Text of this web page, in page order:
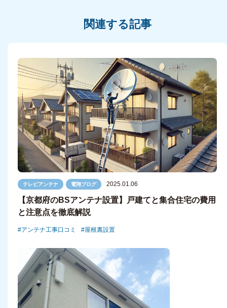
関連する記事
テレビアンテナ 電翔ブログ 2025.01.06
【京都府のBSアンテナ設置】戸建てと集合住宅の費用
と注意点を徹底解説
アンテナ工事口コミ 屋根裏設置